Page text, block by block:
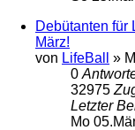
Debütanten für
März!
von LifeBall »
0
32975
Letzter
Mo